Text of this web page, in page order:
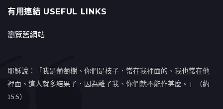
有用連結 USEFUL LINKS
瀏覽舊網站
耶穌說：「我是葡萄樹、你們是枝子．常在我裡面的、我也常在他
裡面、這人就多結果子．因為離了我、你們就不能作甚麼。」（約
15:5）